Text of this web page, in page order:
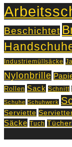
Beschichtet
Industriemüllsäcke
Nylonbrille
Rollen Sack Schnitt
Schuhe Schuhwerk
Serviette
Säcke Tuch Tücher